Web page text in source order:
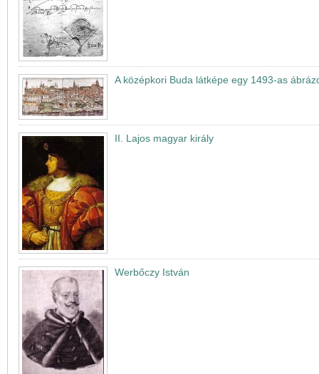
A középkori Buda látképe egy 1493-as
II. Lajos magyar király
Werbőczy István